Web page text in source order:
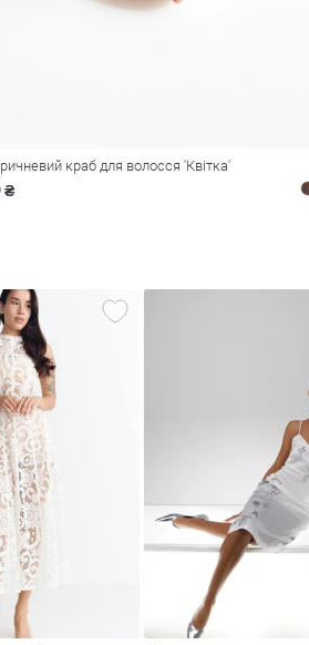
краб для волосся 'Квітка'
₴